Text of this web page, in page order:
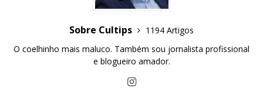
Sobre Cultips
1194 Artigos
O coelhinho mais maluco. Também sou jornalista profissional
e blogueiro amador.